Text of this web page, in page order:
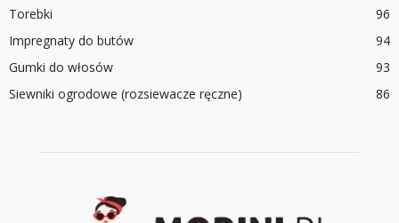
Torebki
96
Impregnaty do butów
94
Gumki do włosów
93
Siewniki ogrodowe (rozsiewacze ręczne)
86